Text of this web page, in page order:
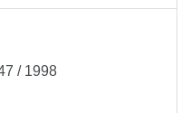
/ 1998